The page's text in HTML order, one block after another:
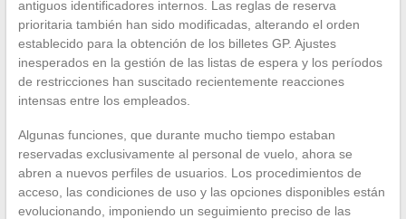
antiguos identificadores internos. Las reglas de reserva
prioritaria también han sido modificadas, alterando el orden
establecido para la obtención de los billetes GP. Ajustes
inesperados en la gestión de las listas de espera y los períodos
de restricciones han suscitado recientemente reacciones
intensas entre los empleados.
Algunas funciones, que durante mucho tiempo estaban
reservadas exclusivamente al personal de vuelo, ahora se
abren a nuevos perfiles de usuarios. Los procedimientos de
acceso, las condiciones de uso y las opciones disponibles están
evolucionando, imponiendo un seguimiento preciso de las